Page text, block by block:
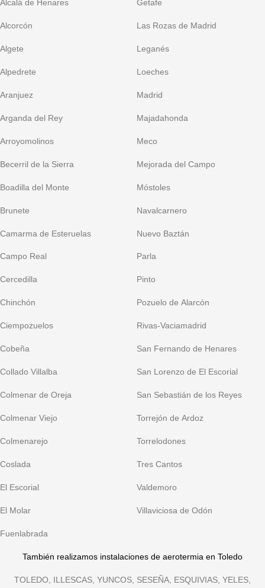
Alcalá de Henares
Alcorcón
Algete
Alpedrete
Aranjuez
Arganda del Rey
Arroyomolinos
Becerril de la Sierra
Boadilla del Monte
Brunete
Camarma de Esteruelas
Campo Real
Cercedilla
Chinchón
Ciempozuelos
Cobeña
Collado Villalba
Colmenar de Oreja
Colmenar Viejo
Colmenarejo
Coslada
El Escorial
El Molar
Fuenlabrada
Getafe
Las Rozas de Madrid
Leganés
Loeches
Madrid
Majadahonda
Meco
Mejorada del Campo
Móstoles
Navalcarnero
Nuevo Baztán
Parla
Pinto
Pozuelo de Alarcón
Rivas-Vaciamadrid
San Fernando de Henares
San Lorenzo de El Escorial
San Sebastián de los Reyes
Torrejón de Ardoz
Torrelodones
Tres Cantos
Valdemoro
Villaviciosa de Odón
También realizamos instalaciones de aerotermia en Toledo
TOLEDO, ILLESCAS, YUNCOS, SESEÑA, ESQUIVIAS, YELES,